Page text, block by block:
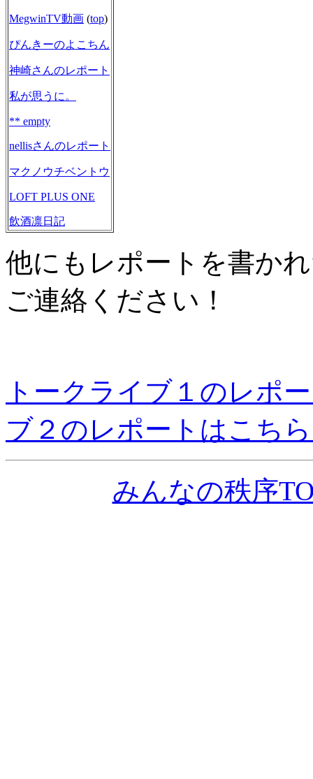
MegwinTV動画 (top)
ぴんきーのよこちん
神崎さんのレポート
私が思うに。
** empty
nellisさんのレポート
マクノウチベントウ
LOFT PLUS ONE
飲酒凛日記
他にもレポートを書か
ご連絡ください！
トークライブ１のレポ
ブ２のレポートはこち
みんなの秩序